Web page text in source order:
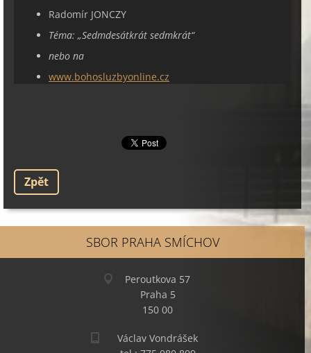
Radomír JONCZY
Téma: „Sedmdesátkrát sedmkrát“
nebo na
www.bohosluzbyonline.cz
Zpět
SBOR PRAHA SMÍCHOV
Peroutkova 57
Praha 5
150 00
Václav Vondrášek